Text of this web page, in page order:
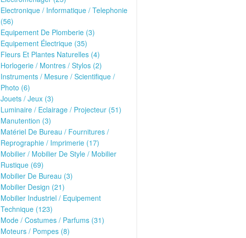
Electronique / Informatique / Telephonie
(56)
Equipement De Plomberie (3)
Equipement Électrique (35)
Fleurs Et Plantes Naturelles (4)
Horlogerie / Montres / Stylos (2)
Instruments / Mesure / Scientifique /
Photo (6)
Jouets / Jeux (3)
Luminaire / Eclairage / Projecteur (51)
Manutention (3)
Matériel De Bureau / Fournitures /
Reprographie / Imprimerie (17)
Mobilier / Mobilier De Style / Mobilier
Rustique (69)
Mobilier De Bureau (3)
Mobilier Design (21)
Mobilier Industriel / Equipement
Technique (123)
Mode / Costumes / Parfums (31)
Moteurs / Pompes (8)